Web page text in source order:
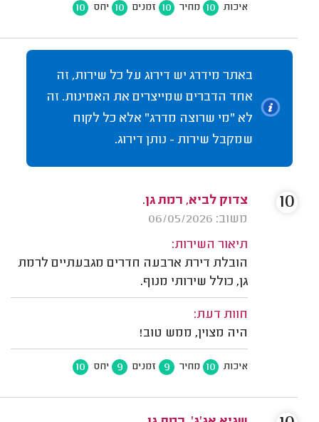
איכות 10 מחיר 10 זמנים 10 יחס 10
באתר מידרג יש דירוג על כל שירות, זה
אחד הדברים שמייצרים את האמינות. זה
לא "מי שרוצה מדרג" אלא כל לקוח
שמקבל שירות - נותן דירוג.
צדוק לביא, רמת גן.
משוב: 06/05/2026
תיאור השירות:
הובלת דירת ארבעה חדרים מגבעתיים לרמת
גן, כולל שירותי מנוף.
חוות דעת:
היה מצוין, ממש טוב!
איכות 10 מחיר 9 זמנים 9 יחס 10
10